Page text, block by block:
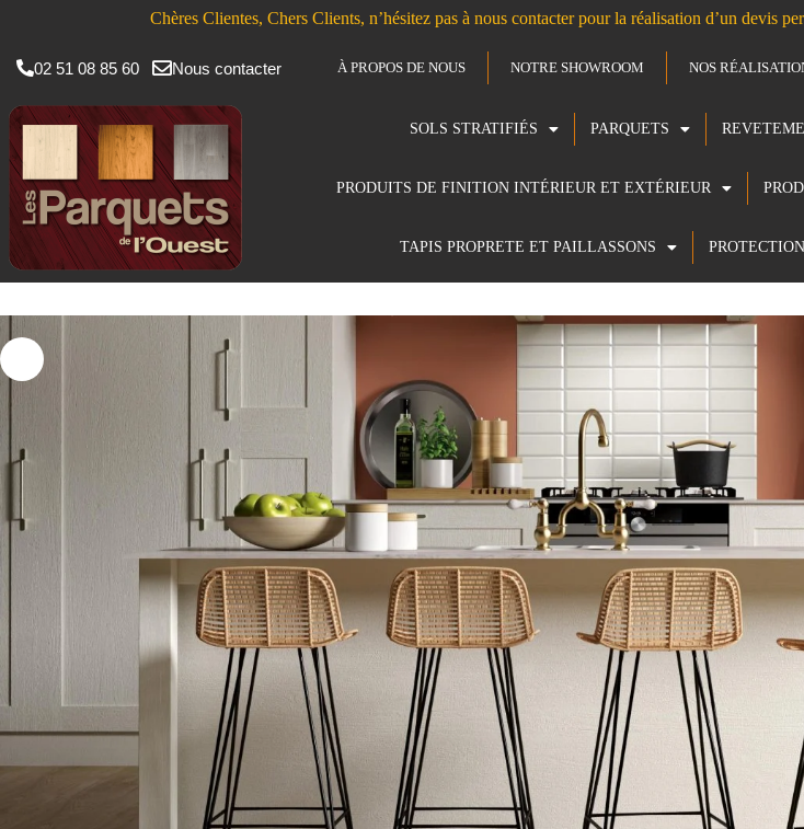
Chères Clientes, Chers Clients, n’hésitez pas à nous contacter pour la réalisation d’un devis
02 51 08 85 60 Nous contacter À PROPOS DE NOUS NOTRE SHOWROOM NOS
SOLS STRATIFIÉS PARQUETS
PRODUITS DE FINITION INTÉRIEUR ET EXTÉRIEUR
TAPIS PROPRETE ET PAILLASSONS